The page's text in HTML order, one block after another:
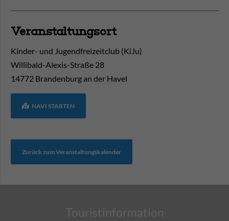
Veranstaltungsort
Kinder- und Jugendfreizeitclub (KiJu)
Willibald-Alexis-Straße 28
14772 Brandenburg an der Havel
NAVI STARTEN
Zurück zum Veranstaltungskalender
Touristinformation